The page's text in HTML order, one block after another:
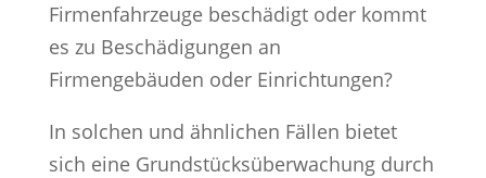
Firmenfahrzeuge beschädigt oder kommt
es zu Beschädigungen an
Firmengebäuden oder Einrichtungen?
In solchen und ähnlichen Fällen bietet
sich eine Grundstücksüberwachung durch